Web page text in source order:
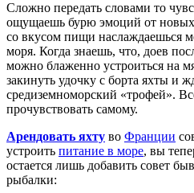
Сложно передать словами то
ощущаешь бурю эмоций от новых
со вкусом пищи наслаждаешься
моря. Когда знаешь, что, доев
можно блаженно устроиться на
закинуть удочку с борта яхты и
средиземноморский «трофей».
прочувствовать самому.
Арендовать яхту во Франции
устроить питание в море, вы
остается лишь добавить совет
рыбалки: